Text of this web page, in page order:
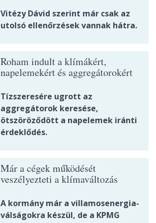
Vitézy Dávid szerint már csak az
utolsó ellenőrzések vannak hátra.
Roham indult a klímákért,
napelemekért és aggregátorokért
Tízszeresére ugrott az
aggregátorok keresése,
ötszöröződött a napelemek iránti
érdeklődés.
Már a cégek működését
veszélyezteti a klímaváltozás
A kormány már a villamosenergia-
válságokra készül, de a KPMG